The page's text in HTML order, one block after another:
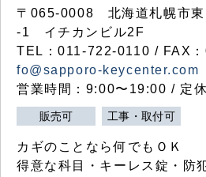
〒065-0008 北海道札幌市東
-1 イチカンビル2F
TEL：011-722-0110 / FAX
fo@sapporo-keycenter.com
営業時間：9:00〜19:00 / 定
販売可 工事・取付可
カギのことなら何でもＯＫ
得意な科目・キーレス錠・